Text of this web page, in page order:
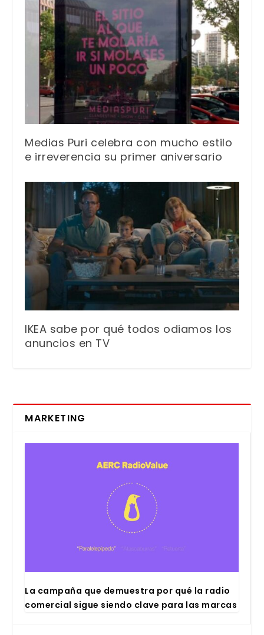
Medias Puri celebra con mucho estilo
e irreverencia su primer aniversario
IKEA sabe por qué todos odiamos los
anuncios en TV
MARKETING
La cam­pa­ña que demues­tra por qué la radio
comer­cial sigue sien­do cla­ve para las mar­cas